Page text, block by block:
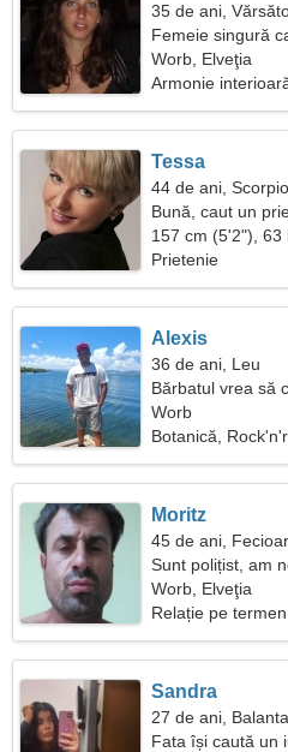
35 de ani,
Femeie singură
Worb, Elveţia
Armonie
Tessa
44 de ani,
Bună, caut un
157 cm (5'2"), 63
Prietenie
Alexis
36 de ani, Leu
Bărbatul vrea să
Worb
Botanică,
Moritz
45 de ani,
Sunt polițist, am
Worb, Elveţia
Relație pe
Sandra
27 de ani, Balanta
Fata își caută un